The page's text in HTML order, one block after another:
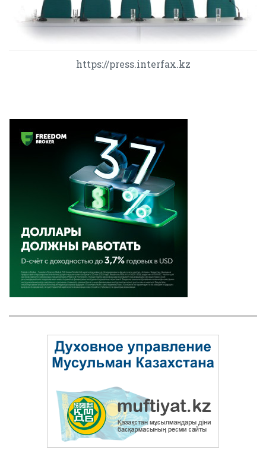
https://press.interfax.kz